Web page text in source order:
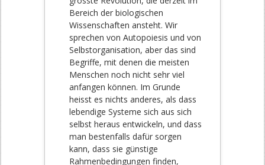
Bereich der biologischen
Wissenschaften ansteht. Wir
sprechen von Autopoiesis und von
Selbstorganisation, aber das sind
Begriffe, mit denen die meisten
Menschen noch nicht sehr viel
anfangen können. Im Grunde
heisst es nichts anderes, als dass
lebendige Systeme sich aus sich
selbst heraus entwickeln, und dass
man bestenfalls dafür sorgen
kann, dass sie günstige
Rahmenbedingungen finden,